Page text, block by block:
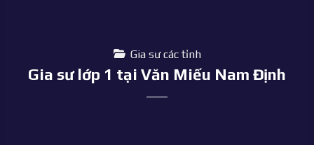
Gia sư các tỉnh
Gia sư lớp 1 tại Văn Miếu Nam Định